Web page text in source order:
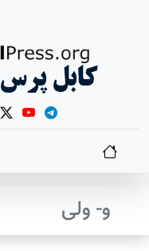
کابل پرس
و- ولی